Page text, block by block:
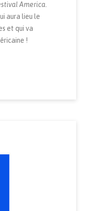
America
aura lieu le
et qui va
!